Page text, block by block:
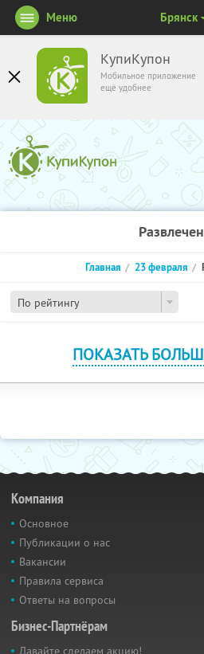
КупиКупон
Мобильное приложение
ещё удобнее
Меню Брянск
По рейтингу
Главная 23 февраля
ПОКАЗАТЬ
Компания
Основное
Публикации о нас
Вакансии
Правила сервиса
Ответы на вопросы
Бизнес-Партнёрам
Давайте сделаем акцию!